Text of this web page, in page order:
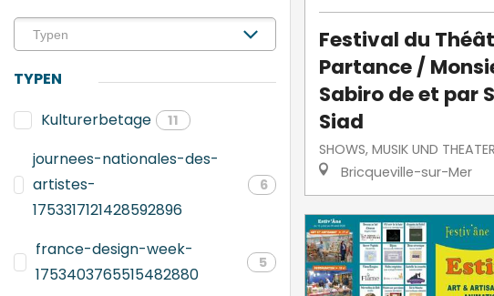
TYPEN
Kulturerbetage
11
journees-nationales-des-
artistes-
1753317121428592896
6
france-design-week-
1753403765515482880
5
Festival du
Partance /
Sabiro de et par
Siad
SHOWS, MUSIK UND THEATER
Bricqueville-sur-Mer